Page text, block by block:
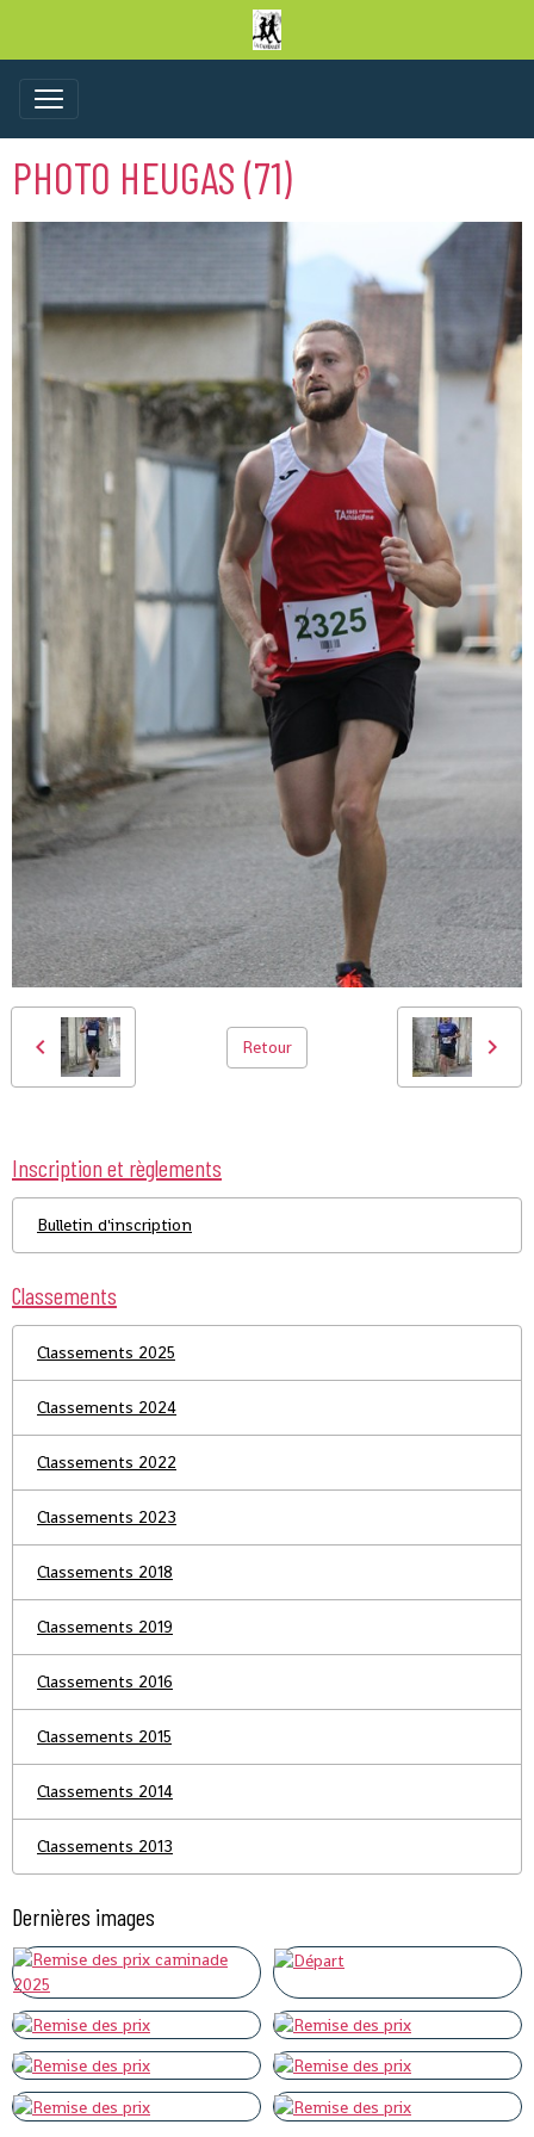
PHOTO HEUGAS (71)
Retour
Inscription et règlements
Bulletin d'inscription
Classements
Classements 2025
Classements 2024
Classements 2022
Classements 2023
Classements 2018
Classements 2019
Classements 2016
Classements 2015
Classements 2014
Classements 2013
Dernières images